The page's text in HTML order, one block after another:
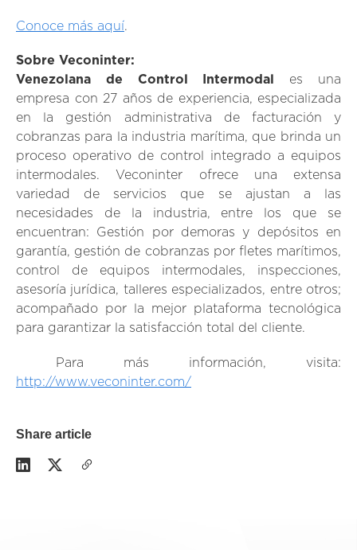
Conoce más aquí.
Sobre Veconinter:
Venezolana de Control Intermodal
es una
empresa con 27 años de experiencia, especializada
en la gestión administrativa de facturación y
cobranzas para la industria marítima, que brinda un
proceso operativo de control integrado a equipos
intermodales. Veconinter ofrece una extensa
variedad de servicios que se ajustan a las
necesidades de la industria, entre los que se
encuentran: Gestión por demoras y depósitos en
garantía, gestión de cobranzas por fletes marítimos,
control de equipos intermodales, inspecciones,
asesoría jurídica, talleres especializados, entre otros;
acompañado por la mejor plataforma tecnológica
para garantizar la satisfacción total del cliente.
Para más información, visita:
http://www.veconinter.com/
Share article